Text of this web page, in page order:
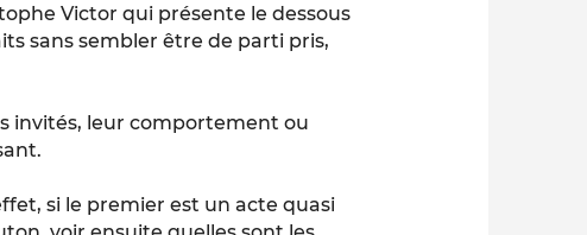
Victor qui présente le dessous
sans sembler être de parti pris,
invités, leur comportement ou
si le premier est un acte quasi